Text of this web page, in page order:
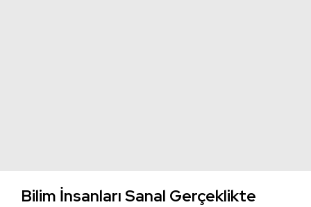
Bilim İnsanları Sanal Gerçeklikte